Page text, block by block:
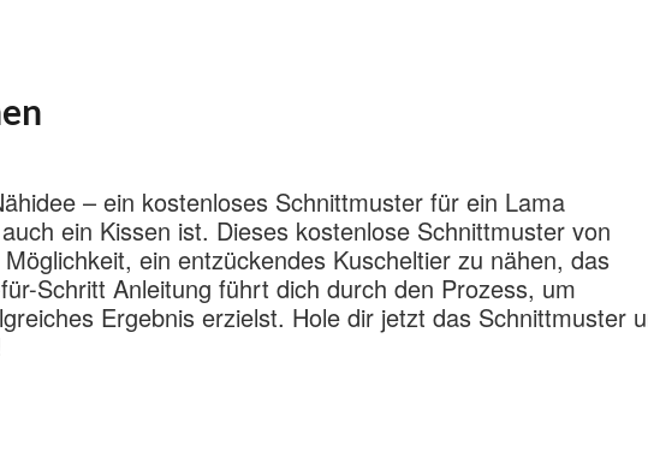
– ein kostenloses Schnittmuster für ein Lama
ein Kissen ist. Dieses kostenlose Schnittmuster von
ein entzückendes Kuscheltier zu nähen, das
Schritt Anleitung führt dich durch den Prozess, um
Ergebnis erzielst. Hole dir jetzt das Schnittmuster